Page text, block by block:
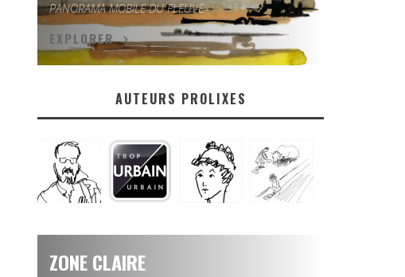
PANORAMA MOBILE DU FLEUVE
EXPLORER
AUTEURS PROLIXES
ZONE CLAIRE